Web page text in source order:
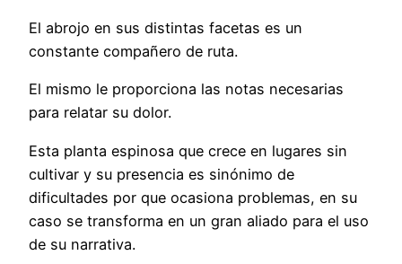
El abrojo en sus distintas facetas es un
constante compañero de ruta.
El mismo le proporciona las notas necesarias
para relatar su dolor.
Esta planta espinosa que crece en lugares sin
cultivar y su presencia es sinónimo de
dificultades por que ocasiona problemas, en su
caso se transforma en un gran aliado para el uso
de su narrativa.